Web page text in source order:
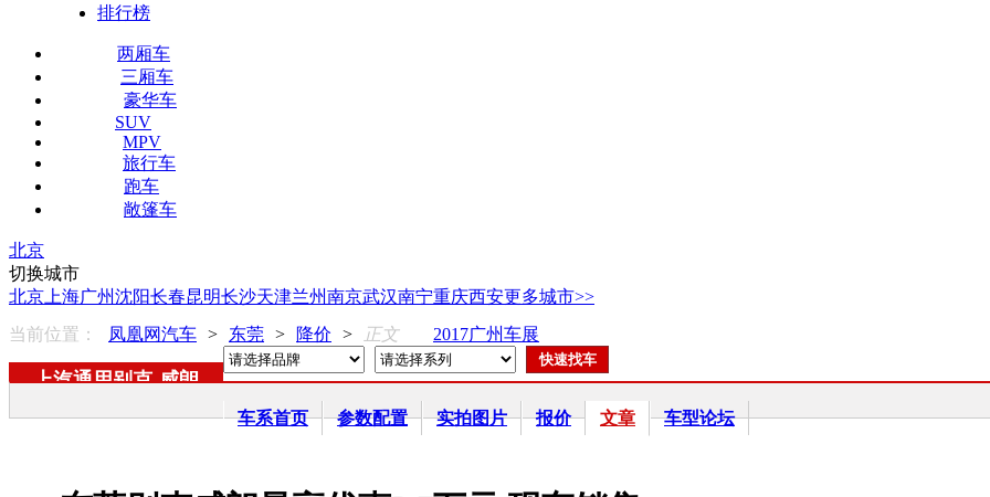
排行榜
两厢车
三厢车
豪华车
SUV
MPV
旅行车
跑车
敞篷车
北京
切换城市
北京 上海广州沈阳长春昆明长沙天津兰州南京武汉南宁重庆西安更多城市>>
当前位置：
凤凰网汽车 > 东莞 > 降价 > 正文 2017广州车展
上汽通用别克-威朗
车系首页 参数配置 实拍图片 报价 文章 车型论坛